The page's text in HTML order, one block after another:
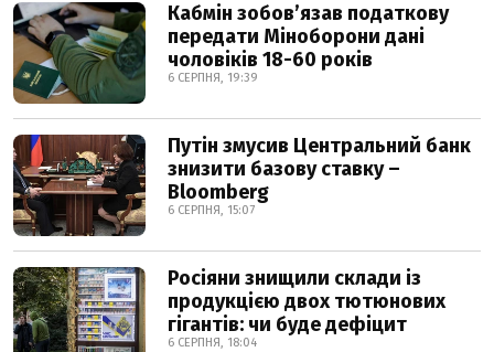
Кабмін зобовʼязав податкову
передати Міноборони дані
чоловіків 18-60 років
6 СЕРПНЯ, 19:39
Путін змусив Центральний банк
знизити базову ставку –
Bloomberg
6 СЕРПНЯ, 15:07
Росіяни знищили склади із
продукцією двох тютюнових
гігантів: чи буде дефіцит
6 СЕРПНЯ, 18:04